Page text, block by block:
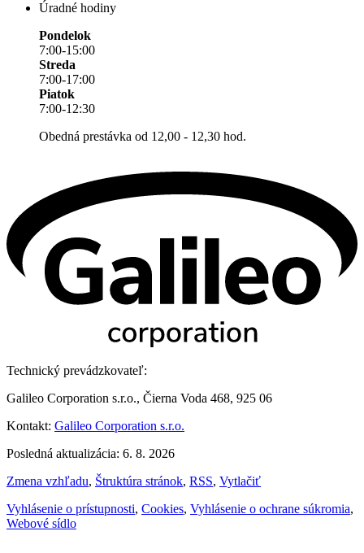
Úradné hodiny
Pondelok
7:00-15:00
Streda
7:00-17:00
Piatok
7:00-12:30
Obedná prestávka od 12,00 - 12,30 hod.
Technický prevádzkovateľ:
Galileo Corporation s.r.o., Čierna Voda 468, 925 06
Kontakt: Galileo Corporation s.r.o.
Posledná aktualizácia: 6. 8. 2026
Zmena vzhľadu, Štruktúra stránok, RSS, Vytlačiť
Vyhlásenie o prístupnosti, Cookies, Vyhlásenie o ochrane súkromia,
Webové sídlo